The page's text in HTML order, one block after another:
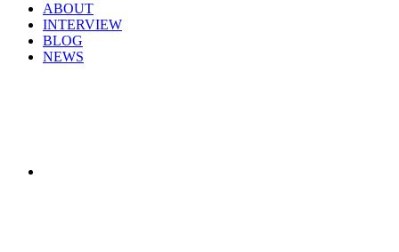
ABOUT
INTERVIEW
BLOG
NEWS